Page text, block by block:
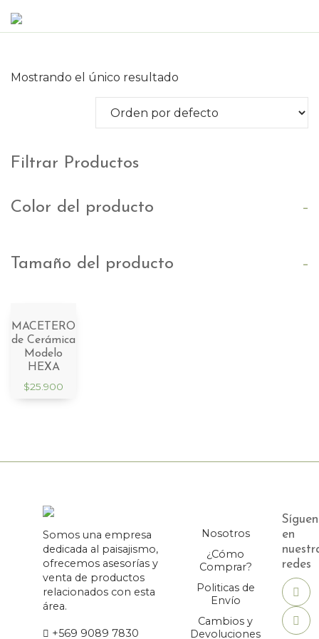
Mostrando el único resultado
Filtrar Productos
Color del producto -
Tamaño del producto -
MACETERO
de Cerámica
Modelo
HEXA
$25.900
Somos una empresa
dedicada al paisajismo,
ofrecemos asesorías y
venta de productos
relacionados con esta
área.
+569 9089 7830
Nosotros
¿Cómo
Comprar?
Politicas de
Envío
Cambios y
Devoluciones
en
redes